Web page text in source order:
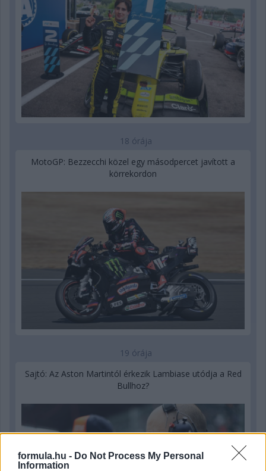
formula.hu - Do Not Process My Personal
Information
18 órája
MotoGP: Bezzecchi közel egy másodpercet javított a
körrekordon
19 órája
Sajtó: Az Aston Martintól érkezik Lambiase utódja a Red
Bullhoz?